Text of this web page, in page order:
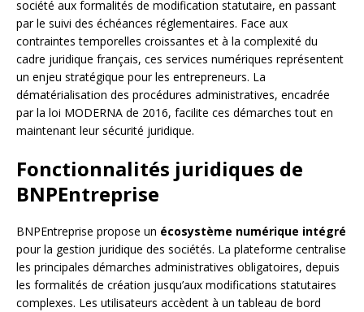
société aux formalités de modification statutaire, en passant
par le suivi des échéances réglementaires. Face aux
contraintes temporelles croissantes et à la complexité du
cadre juridique français, ces services numériques représentent
un enjeu stratégique pour les entrepreneurs. La
dématérialisation des procédures administratives, encadrée
par la loi MODERNA de 2016, facilite ces démarches tout en
maintenant leur sécurité juridique.
Fonctionnalités juridiques de
BNPEntreprise
BNPEntreprise propose un écosystème numérique intégré
pour la gestion juridique des sociétés. La plateforme centralise
les principales démarches administratives obligatoires, depuis
les formalités de création jusqu’aux modifications statutaires
complexes. Les utilisateurs accèdent à un tableau de bord